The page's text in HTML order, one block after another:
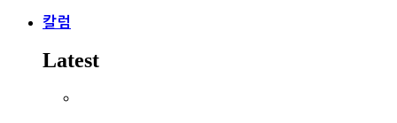
칼럼
Latest